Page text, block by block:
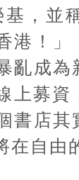
，並
！」
亂成為
上募資
書店其
自由